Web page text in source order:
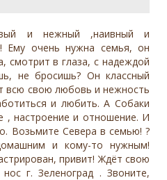
и нежный ,наивный и
Ему очень нужна семья, он
смотрит в глаза, с надеждой
не бросишь? Он классный
всю свою любовь и нежность
и любить. А Собаки
, настроение и отношение. И
Возьмите Севера в семью! ?
и кому-то нужным!
привит! Ждёт свою
г. Зеленоград . Звоните,